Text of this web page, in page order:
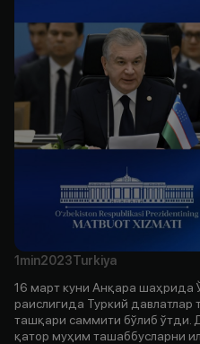
1min2023Turkiya
16 март куни Анқара шаҳрида
раислигида Туркий
ташқари саммити бўлиб ўтди.
қатор муҳим ташаббусларни